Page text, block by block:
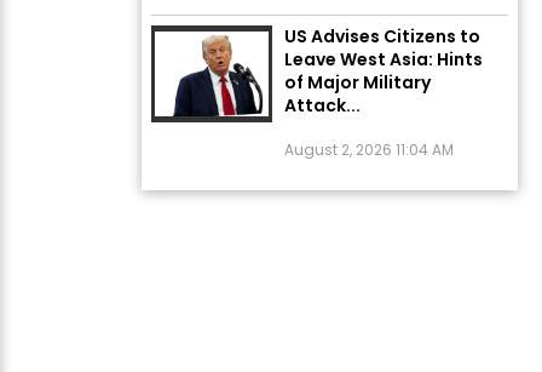
US Advises Citizens to
Leave West Asia: Hints
of Major Military
Attack...
Unique Wedding: Twin